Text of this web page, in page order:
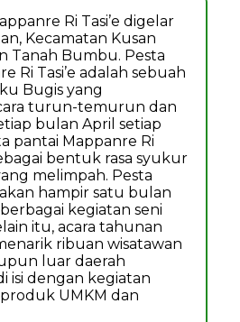
Ri Tasi’e digelar
Kecamatan Kusan
Tanah Bumbu. Pesta
Ri Tasi’e adalah sebuah
Bugis yang
turun-temurun dan
bulan April setiap
pantai Mappanre Ri
bentuk rasa syukur
melimpah. Pesta
hampir satu bulan
kegiatan seni
itu, acara tahunan
ribuan wisatawan
luar daerah
isi dengan kegiatan
UMKM dan